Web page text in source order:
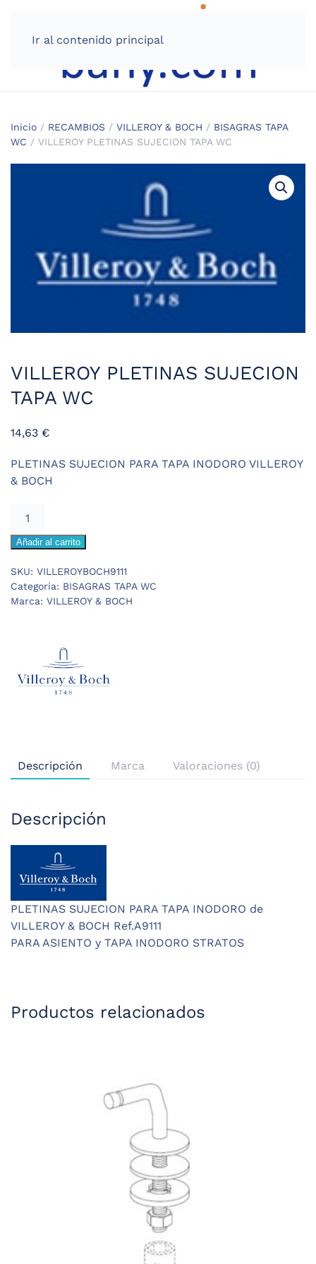
Ir al contenido principal
Inicio / RECAMBIOS / VILLEROY & BOCH / BISAGRAS TAPA
WC / VILLEROY PLETINAS SUJECION TAPA WC
VILLEROY PLETINAS SUJECION
TAPA WC
14,63 €
PLETINAS SUJECION PARA TAPA INODORO VILLEROY
& BOCH
VILLEROY
SUJECION
WC
cantidad
Añadir al carrito
SKU: VILLEROYBOCH9111
Categoría: BISAGRAS TAPA WC
Marca: VILLEROY & BOCH
Descripción Marca Valoraciones (0)
Descripción
PLETINAS SUJECION PARA TAPA INODORO de
VILLEROY & BOCH Ref.A9111
PARA ASIENTO y TAPA INODORO STRATOS
Productos relacionados